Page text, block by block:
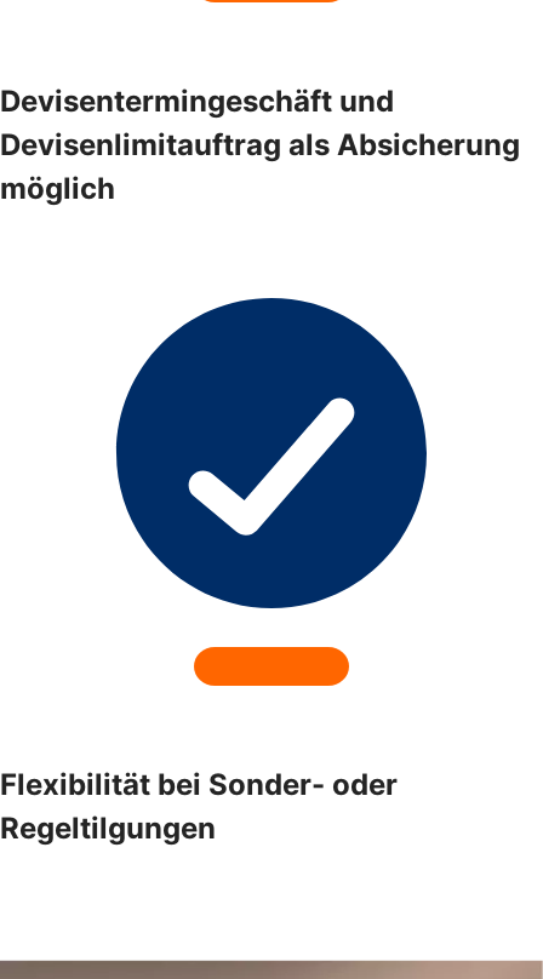
Devisentermingeschäft und
Devisenlimitauftrag als Absicherung
möglich
Flexibilität bei Sonder- oder
Regeltilgungen